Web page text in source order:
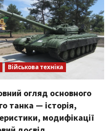
Військова техніка
огляд основного
танка — історія,
модифікації